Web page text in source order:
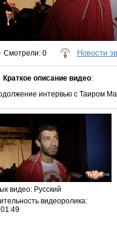
Смотрели: 0 Новости
Краткое описание видео:
интервью с Таиром
видео: Русский
видеоролика: